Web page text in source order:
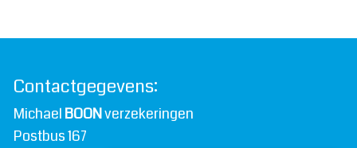
Contactgegevens:
Michael BOONverzekeringen
Postbus 167